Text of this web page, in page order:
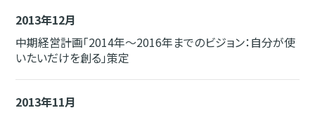
2013年12月
中期経営計画「2014年～2016年までのビジョン：自分が使
いたいだけを創る」策定
2013年11月